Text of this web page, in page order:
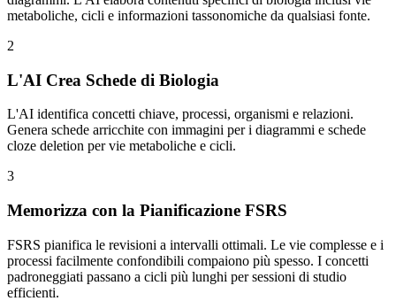
metaboliche, cicli e informazioni tassonomiche da qualsiasi fonte.
2
L'AI Crea Schede di Biologia
L'AI identifica concetti chiave, processi, organismi e relazioni.
Genera schede arricchite con immagini per i diagrammi e schede
cloze deletion per vie metaboliche e cicli.
3
Memorizza con la Pianificazione FSRS
FSRS pianifica le revisioni a intervalli ottimali. Le vie complesse e i
processi facilmente confondibili compaiono più spesso. I concetti
padroneggiati passano a cicli più lunghi per sessioni di studio
efficienti.